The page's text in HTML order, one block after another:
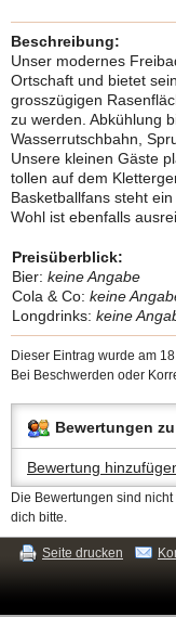
Beschreibung:
Unser modernes
Ortschaft und bietet
grosszügigen
zu werden. Abkühlung
Wasserrutschbahn,
Unsere kleinen Gäste
tollen auf dem
Basketballfans steht
Wohl ist ebenfalls
Preisüberblick:
Bier: keine Angabe
Cola & Co: keine
Longdrinks: keine
Dieser Eintrag wurde am
Bei Beschwerden oder
Bewertungen
Bewertung
Die Bewertungen sind
dich bitte.
Seite drucken